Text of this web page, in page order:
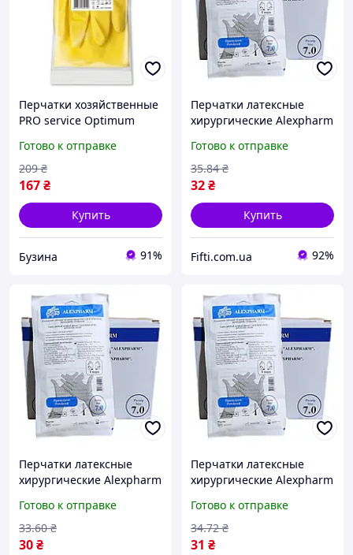
Перчатки хозяйственные
PRO service Optimum
пара 4823071624144
buzyna
Готово к отправке
167₴
209 ₴
Купить
Бузина 91%
Перчатки латексные
хирургические Alexpharm
размер 7.0(1017335486)
Готово к отправке
32₴
35.84 ₴
Купить
Fifti.com.ua 92%
Перчатки латексные
хирургические Alexpharm
размер 8.0(1017335486)
Готово к отправке
30₴
33.60 ₴
Перчатки латексные
хирургические Alexpharm
размер 8.5(1017335486)
Готово к отправке
31 ₴
34.72 ₴